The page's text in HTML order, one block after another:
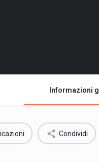
Informazioni
Condividi